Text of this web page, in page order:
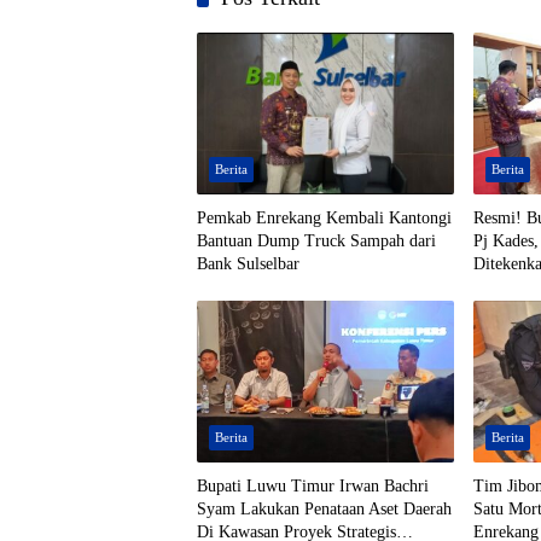
Berita
Pemkab Enrekang Kembali Kantongi
Bantuan Dump Truck Sampah dari
Bank Sulselbar
Berita
Resmi!
Pj
Berita
Bupati Luwu Timur Irwan Bachri
Syam Lakukan Penataan Aset Daerah
Di Kawasan Proyek Strategis
Berita
Tim
Satu
Enrekang